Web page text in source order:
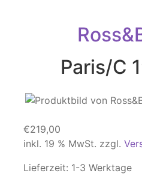
Paris/C
€219,00
inkl. 19 % MwSt. zzgl.
Lieferzeit: 1-3 Werktage